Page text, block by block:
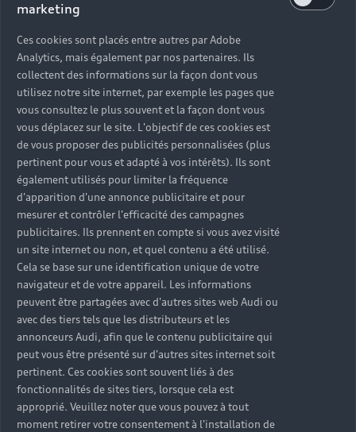
Les avantages
du Label Audi
Occasion :plus
pour votre Audi
SQ5 d’occasion
Audi accompagne vos futurs déplacements à bord
de votre Audi SQ5 d’occasion de beaucoup de
sérénité grâce aux services du Label Occasion
:plus. Votre SUV est tout d’abord testé jusqu’à
130 points de contrôle par des techniciens
experts. Si des éléments doivent être remplacés,
les équipes de la marque utilisent toujours des
pièces certifiées d'Origine Audi®. Cela leur
permet de préserver la fiabilité de l’Audi SQ5
d’occasion dans la durée. Une garantie jusqu’à 24
mois, kilométrage illimité, accompagne votre
SUV d’occasion, tout comme une assistance
24h/24 et 7j/7 en France et en Europe. Vous êtes
marketing
Ces cookies sont placés entre autres par Adobe
Analytics, mais également par nos partenaires. Ils
collectent des informations sur la façon dont vous
utilisez notre site internet, par exemple les pages que
vous consultez le plus souvent et la façon dont vous
vous déplacez sur le site. L'objectif de ces cookies est
de vous proposer des publicités personnalisées (plus
pertinent pour vous et adapté à vos intérêts). Ils sont
également utilisés pour limiter la fréquence
d'apparition d'une annonce publicitaire et pour
mesurer et contrôler l'efficacité des campagnes
publicitaires. Ils prennent en compte si vous avez visité
un site internet ou non, et quel contenu a été utilisé.
Cela se base sur une identification unique de votre
navigateur et de votre appareil. Les informations
peuvent être partagées avec d'autres sites web Audi ou
avec des tiers tels que les distributeurs et les
annonceurs Audi, afin que le contenu publicitaire qui
peut vous être présenté sur d'autres sites internet soit
pertinent. Ces cookies sont souvent liés à des
fonctionnalités de sites tiers, lorsque cela est
approprié. Veuillez noter que vous pouvez à tout
moment retirer votre consentement à l'installation de